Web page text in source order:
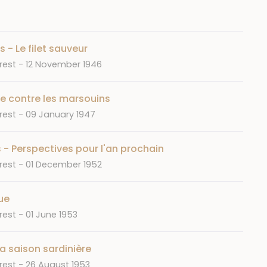
- Le filet sauveur
Date
12 November 1946
contre les marsouins
Date
09 January 1947
- Perspectives pour l'an prochain
Date
01 December 1952
Date
01 June 1953
saison sardinière
Date
26 August 1953